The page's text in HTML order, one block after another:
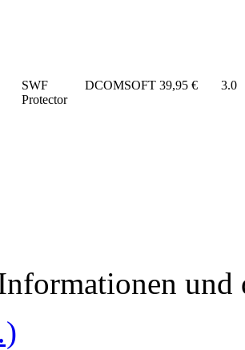
SWF
Protector
DCOMSOFT 39,95 € 3.0
und